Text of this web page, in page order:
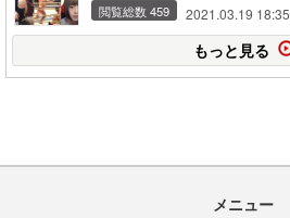
閲覧総数 459 2021.03.19 18:35
もっと見る
メニュー